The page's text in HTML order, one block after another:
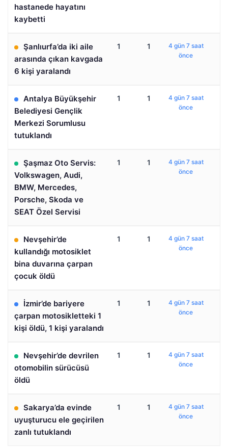
hastanede hayatını
kaybetti
Şanlıurfa’da iki aile
arasında çıkan kavgada
6 kişi yaralandı
1 1
4 gün 7 saat
önce
Antalya Büyükşehir
Belediyesi Gençlik
Merkezi Sorumlusu
tutuklandı
1 1
4 gün 7 saat
önce
Şaşmaz Oto Servis:
Volkswagen, Audi,
BMW, Mercedes,
Porsche, Skoda ve
SEAT Özel Servisi
1 1
4 gün 7 saat
önce
Nevşehir’de
kullandığı motosiklet
bina duvarına çarpan
çocuk öldü
1 1
4 gün 7 saat
önce
İzmir’de bariyere
çarpan motosikletteki 1
kişi öldü, 1 kişi yaralandı
1 1
4 gün 7 saat
önce
Nevşehir’de devrilen
otomobilin sürücüsü
öldü
1 1
4 gün 7 saat
önce
Sakarya’da evinde
uyuşturucu ele geçirilen
zanlı tutuklandı
1 1
4 gün 7 saat
önce